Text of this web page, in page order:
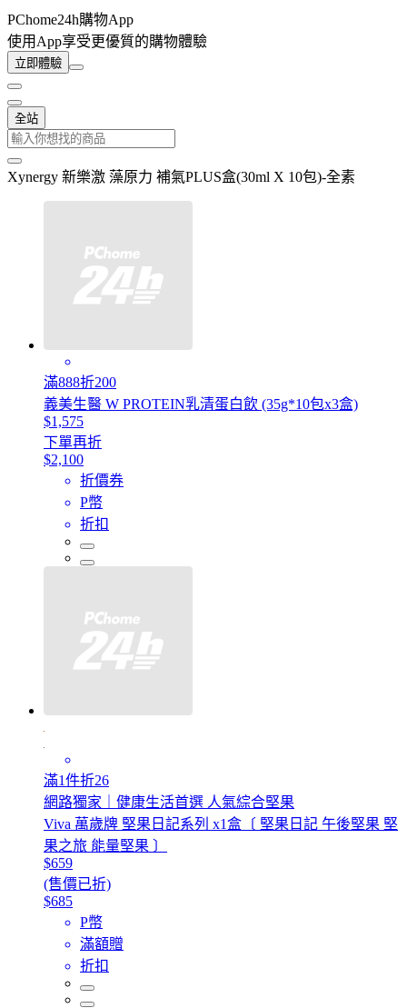
PChome24h購物App
使用App享受更優質的購物體驗
立即體驗
全站
Xynergy 新樂激 藻原力 補氣PLUS盒(30ml X 10包)-全素
滿888折200
義美生醫 W PROTEIN乳清蛋白飲 (35g*10包x3盒)
$1,575
下單再折
$2,100
折價券
P幣
折扣
滿1件折26
網路獨家｜健康生活首選 人氣綜合堅果
Viva 萬歲牌 堅果日記系列 x1盒〔 堅果日記 午後堅果 堅
果之旅 能量堅果 〕
$659
(售價已折)
$685
P幣
滿額贈
折扣